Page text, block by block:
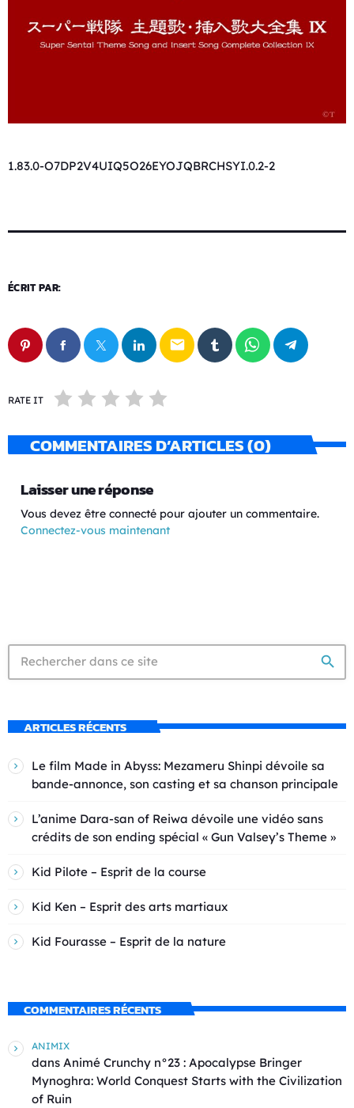
1.83.0-O7DP2V4UIQ5O26EYOJQBRCHSYI.0.2-2
ÉCRIT PAR:
email
RATE IT
COMMENTAIRES D’ARTICLES (0)
Laisser une réponse
Vous devez être connecté pour ajouter un commentaire.
Connectez-vous maintenant
search
ARTICLES RÉCENTS
Le film Made in Abyss: Mezameru Shinpi dévoile sa
bande-annonce, son casting et sa chanson principale
L’anime Dara-san of Reiwa dévoile une vidéo sans
crédits de son ending spécial « Gun Valsey’s Theme »
Kid Pilote – Esprit de la course
Kid Ken – Esprit des arts martiaux
Kid Fourasse – Esprit de la nature
COMMENTAIRES RÉCENTS
ANIMIX
dans Animé Crunchy n°23 : Apocalypse Bringer
Mynoghra: World Conquest Starts with the Civilization
of Ruin